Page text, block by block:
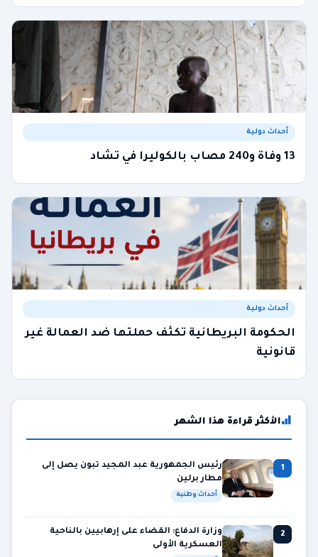
أحداث دولية
13 وفاة و240 مصاب بالكوليرا في تشاد
أحداث دولية
الحكومة البريطانية تكثف حملتها ضد العمالة غير
قانونية
الأكثر قراءة هذا الشهر
1
رئيس الجمهورية عبد المجيد تبون يصل إلى
مطار برلين
أحداث وطنية
2
وزارة الدفاع: القضاء على إرهابيين بالناحية
العسكرية الأولى